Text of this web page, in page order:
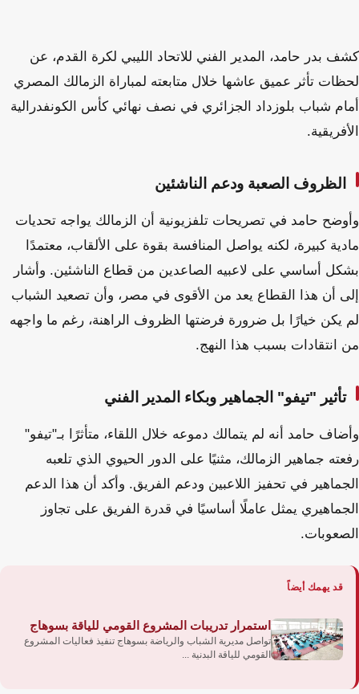
كشف بدر حامد، المدير الفني للاتحاد الليبي لكرة القدم، عن
لحظات تأثر عميق عاشها خلال متابعته لمباراة الزمالك المصري
أمام شباب بلوزداد الجزائري في نصف نهائي كأس الكونفدرالية
الأفريقية.
الظروف الصعبة ودعم الناشئين
وأوضح حامد في تصريحات تلفزيونية أن الزمالك يواجه تحديات
مادية كبيرة، لكنه يواصل المنافسة بقوة على الألقاب، معتمدًا
بشكل أساسي على لاعبيه الصاعدين من قطاع الناشئين. وأشار
إلى أن هذا القطاع يعد من الأقوى في مصر، وأن تصعيد الشباب
لم يكن خيارًا بل ضرورة فرضتها الظروف الراهنة، رغم ما واجهه
من انتقادات بسبب هذا النهج.
تأثير "تيفو" الجماهير وبكاء المدير الفني
وأضاف حامد أنه لم يتمالك دموعه خلال اللقاء، متأثرًا بـ"تيفو"
رفعته جماهير الزمالك، مثنيًا على الدور الحيوي الذي تلعبه
الجماهير في تحفيز اللاعبين ودعم الفريق. وأكد أن هذا الدعم
الجماهيري يمثل عاملًا أساسيًا في قدرة الفريق على تجاوز
الصعوبات.
قد يهمك أيضاً
استمرار تدريبات المشروع القومي للياقة بسوهاج
تواصل مديرية الشباب والرياضة بسوهاج تنفيذ فعاليات المشروع
القومي للياقة البدنية ...